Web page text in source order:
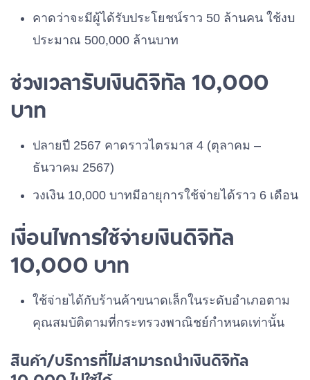
คาดว่าจะมีผู้ได้รับประโยชน์ราว 50 ล้านคน ใช้งบ
ประมาณ 500,000 ล้านบาท
ช่วงเวลารับเงินดิจิทัล 10,000
บาท
ปลายปี 2567 คาดราวไตรมาส 4 (ตุลาคม –
ธันวาคม 2567)
วงเงิน 10,000 บาทมีอายุการใช้จ่ายได้ราว 6 เดือน
เงื่อนไขการใช้จ่ายเงินดิจิทัล
10,000 บาท
ใช้จ่ายได้กับร้านค้าขนาดเล็กในระดับอำเภอตาม
คุณสมบัติตามที่กระทรวงพาณิชย์กำหนดเท่านั้น
สินค้า/บริการที่ไม่สามารถนำเงินดิจิทัล